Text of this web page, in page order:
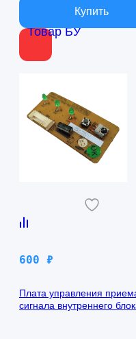
Товар БУ
600 ₽
Плата управления
сигнала внутреннего